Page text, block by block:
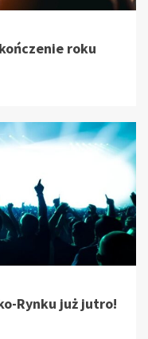
roku
Rynku już jutro!